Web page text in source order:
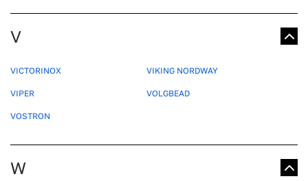
V
VICTORINOX VIKING NORDWAY
VIPER VOLGBEAD
VOSTRON
W